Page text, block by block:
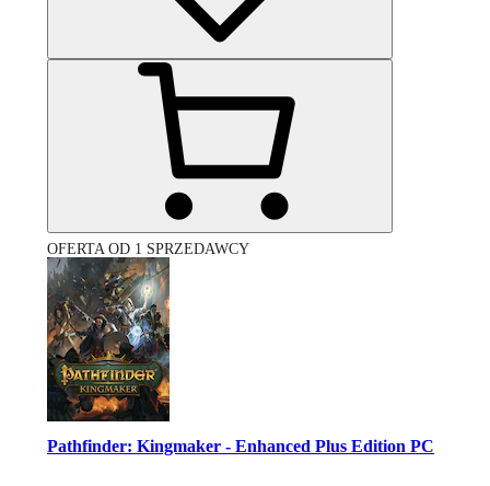
OFERTA OD 1 SPRZEDAWCY
Pathfinder: Kingmaker - Enhanced Plus Edition PC